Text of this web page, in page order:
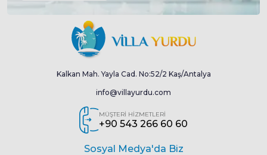
Havuz : Korunaklı Özel
Çocuk havuzu
Kalkan Mah. Yayla Cad. No:52/2 Kaş/Antalya
info@villayurdu.com
MÜŞTERİ HİZMETLERİ
+90 543 266 60 60
Sosyal Medya'da Biz